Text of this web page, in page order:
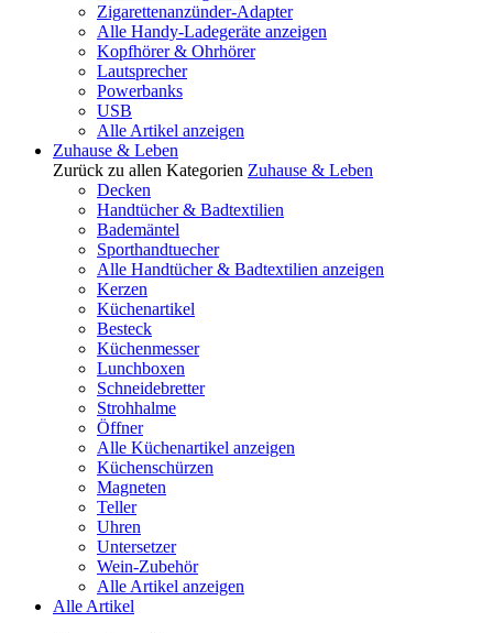
Zigarettenanzünder-Adapter
Alle Handy-Ladegeräte anzeigen
Kopfhörer & Ohrhörer
Lautsprecher
Powerbanks
USB
Alle Artikel anzeigen
Zuhause & Leben
Zurück zu allen Kategorien Zuhause & Leben
Decken
Handtücher & Badtextilien
Bademäntel
Sporthandtuecher
Alle Handtücher & Badtextilien anzeigen
Kerzen
Küchenartikel
Besteck
Küchenmesser
Lunchboxen
Schneidebretter
Strohhalme
Öffner
Alle Küchenartikel anzeigen
Küchenschürzen
Magneten
Teller
Uhren
Untersetzer
Wein-Zubehör
Alle Artikel anzeigen
Alle Artikel